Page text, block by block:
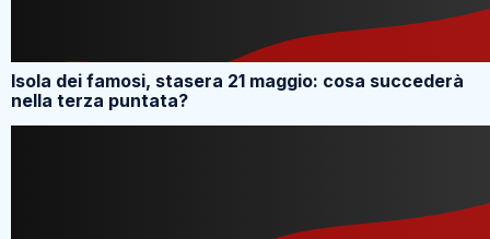
Isola dei famosi, stasera 21 maggio: cosa succederà
nella terza puntata?